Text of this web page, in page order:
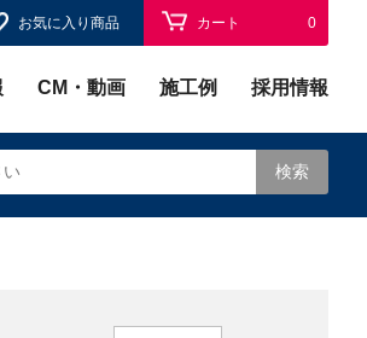
お気に入り商品 カート 0
CM・動画 施工例 採用情報
検索